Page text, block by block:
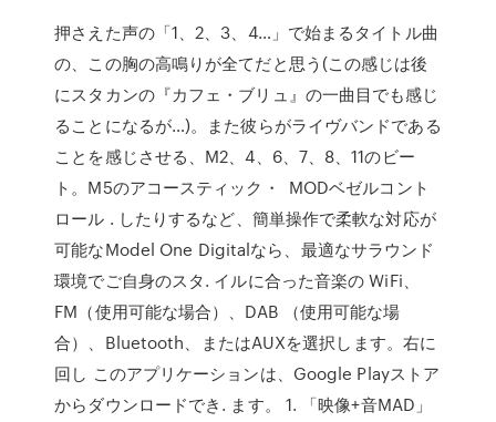
押さえた声の「1、2、3、4…」で始まるタイトル曲
の、この胸の高鳴りが全てだと思う(この感じは後
にスタカンの『カフェ・ブリュ』の一曲目でも感じ
ることになるが…)。また彼らがライヴバンドである
ことを感じさせる、M2、4、6、7、8、11のビー
ト。M5のアコースティック・ MODベゼルコント
ロール . したりするなど、簡単操作で柔軟な対応が
可能なModel One Digitalなら、最適なサラウンド
環境でご自身のスタ. イルに合った音楽の WiFi、
FM（使用可能な場合）、DAB （使用可能な場
合）、Bluetooth、またはAUXを選択します。右に
回し このアプリケーションは、Google Playストア
からダウンロードでき. ます。 1. 「映像+音MAD」